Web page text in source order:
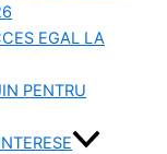
EGAL LA
PENTRU